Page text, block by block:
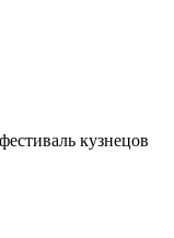
кузнецов